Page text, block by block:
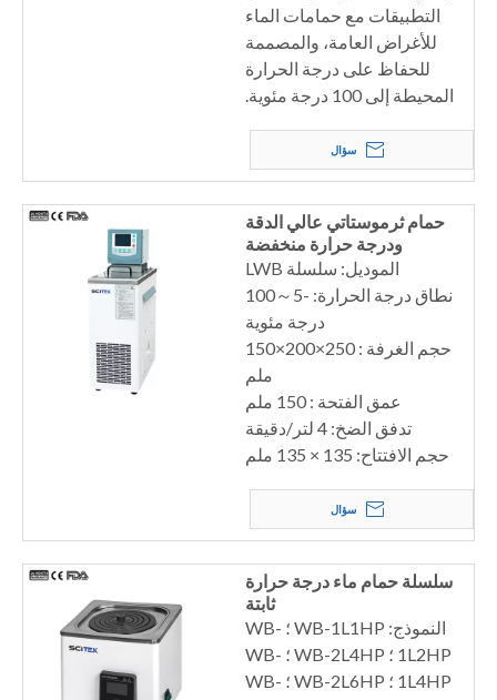
التطبيقات مع حمامات الماء
للأغراض العامة، والمصممة
للحفاظ على درجة الحرارة
المحيطة إلى 100 درجة مئوية.
سؤال
حمام ثرموستاتي عالي الدقة
ودرجة حرارة منخفضة
الموديل: سلسلة LWB
نطاق درجة الحرارة: -5～100
درجة مئوية
حجم الغرفة : 250×200×150
ملم
عمق الفتحة : 150 ملم
تدفق الضخ: 4 لتر/دقيقة
حجم الافتتاح: 135 × 135 ملم
سؤال
سلسلة حمام ماء درجة حرارة
ثابتة
النموذج: WB-1L1HP ؛ WB-
1L2HP ؛ WB-2L4HP ؛ WB-
1L4HP ؛ WB-2L6HP ؛ WB-